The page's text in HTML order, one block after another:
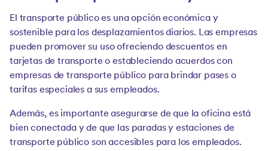
El transporte público es una opción económica y
sostenible para los desplazamientos diarios. Las empresas
pueden promover su uso ofreciendo descuentos en
tarjetas de transporte o estableciendo acuerdos con
empresas de transporte público para brindar pases o
tarifas especiales a sus empleados.
Además, es importante asegurarse de que la oficina está
bien conectada y de que las paradas y estaciones de
transporte público son accesibles para los empleados.